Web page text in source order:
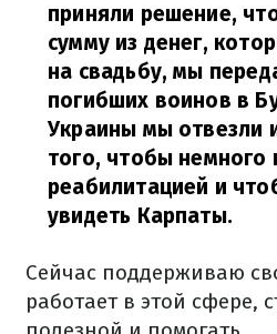
приняли решение,
сумму из денег,
на свадьбу, мы
погибших воинов в
Украины мы отвезли
того, чтобы немного
реабилитацией и
увидеть Карпаты.
Сейчас поддерживаю
работает в этой сфере,